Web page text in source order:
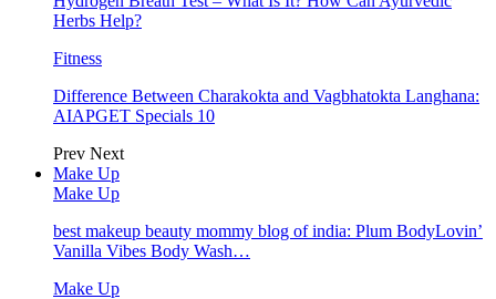
Herbs Help?
Fitness
Difference Between Charakokta and Vagbhatokta Langhana:
AIAPGET Specials 10
Prev Next
Make Up
Make Up
best makeup beauty mommy blog of india: Plum BodyLovin’
Vanilla Vibes Body Wash…
Make Up